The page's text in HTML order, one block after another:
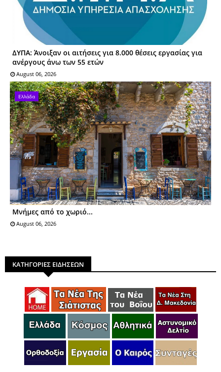
ΔΥΠΑ: Άνοιξαν οι αιτήσεις για 8.000 θέσεις εργασίας για
ανέργους άνω των 55 ετών
August 06, 2026
Ελλάδα
Μνήμες από το χωριό...
August 06, 2026
ΚΑΤΗΓΟΡΙΕΣ ΕΙΔΗΣΕΩΝ